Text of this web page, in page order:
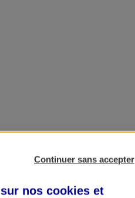
Continuer sans accepter
nos cookies et